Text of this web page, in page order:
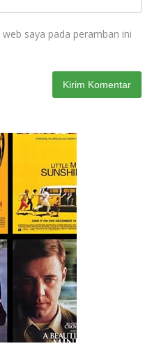
saya pada peramban ini